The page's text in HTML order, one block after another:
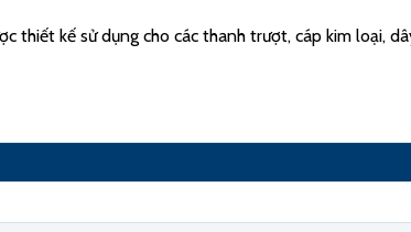
thiết kế sử dụng cho các thanh trượt, cáp kim loại,